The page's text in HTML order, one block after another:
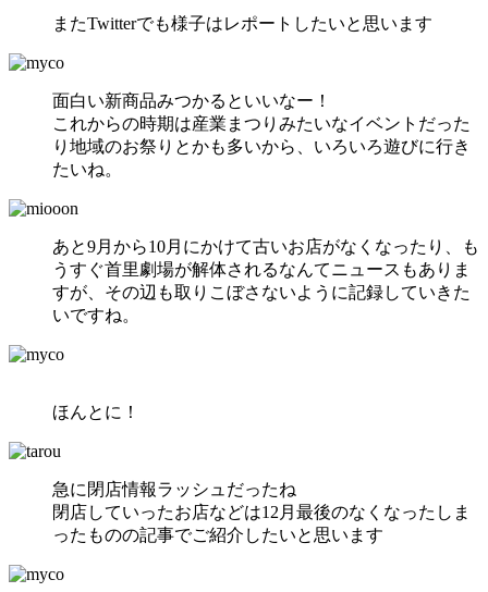
またTwitterでも様子はレポートしたいと思います
面白い新商品みつかるといいなー！
これからの時期は産業まつりみたいなイベントだった
り地域のお祭りとかも多いから、いろいろ遊びに行き
たいね。
あと9月から10月にかけて古いお店がなくなったり、も
うすぐ首里劇場が解体されるなんてニュースもありま
すが、その辺も取りこぼさないように記録していきた
いですね。
ほんとに！
急に閉店情報ラッシュだったね
閉店していったお店などは12月最後のなくなったしま
ったものの記事でご紹介したいと思います